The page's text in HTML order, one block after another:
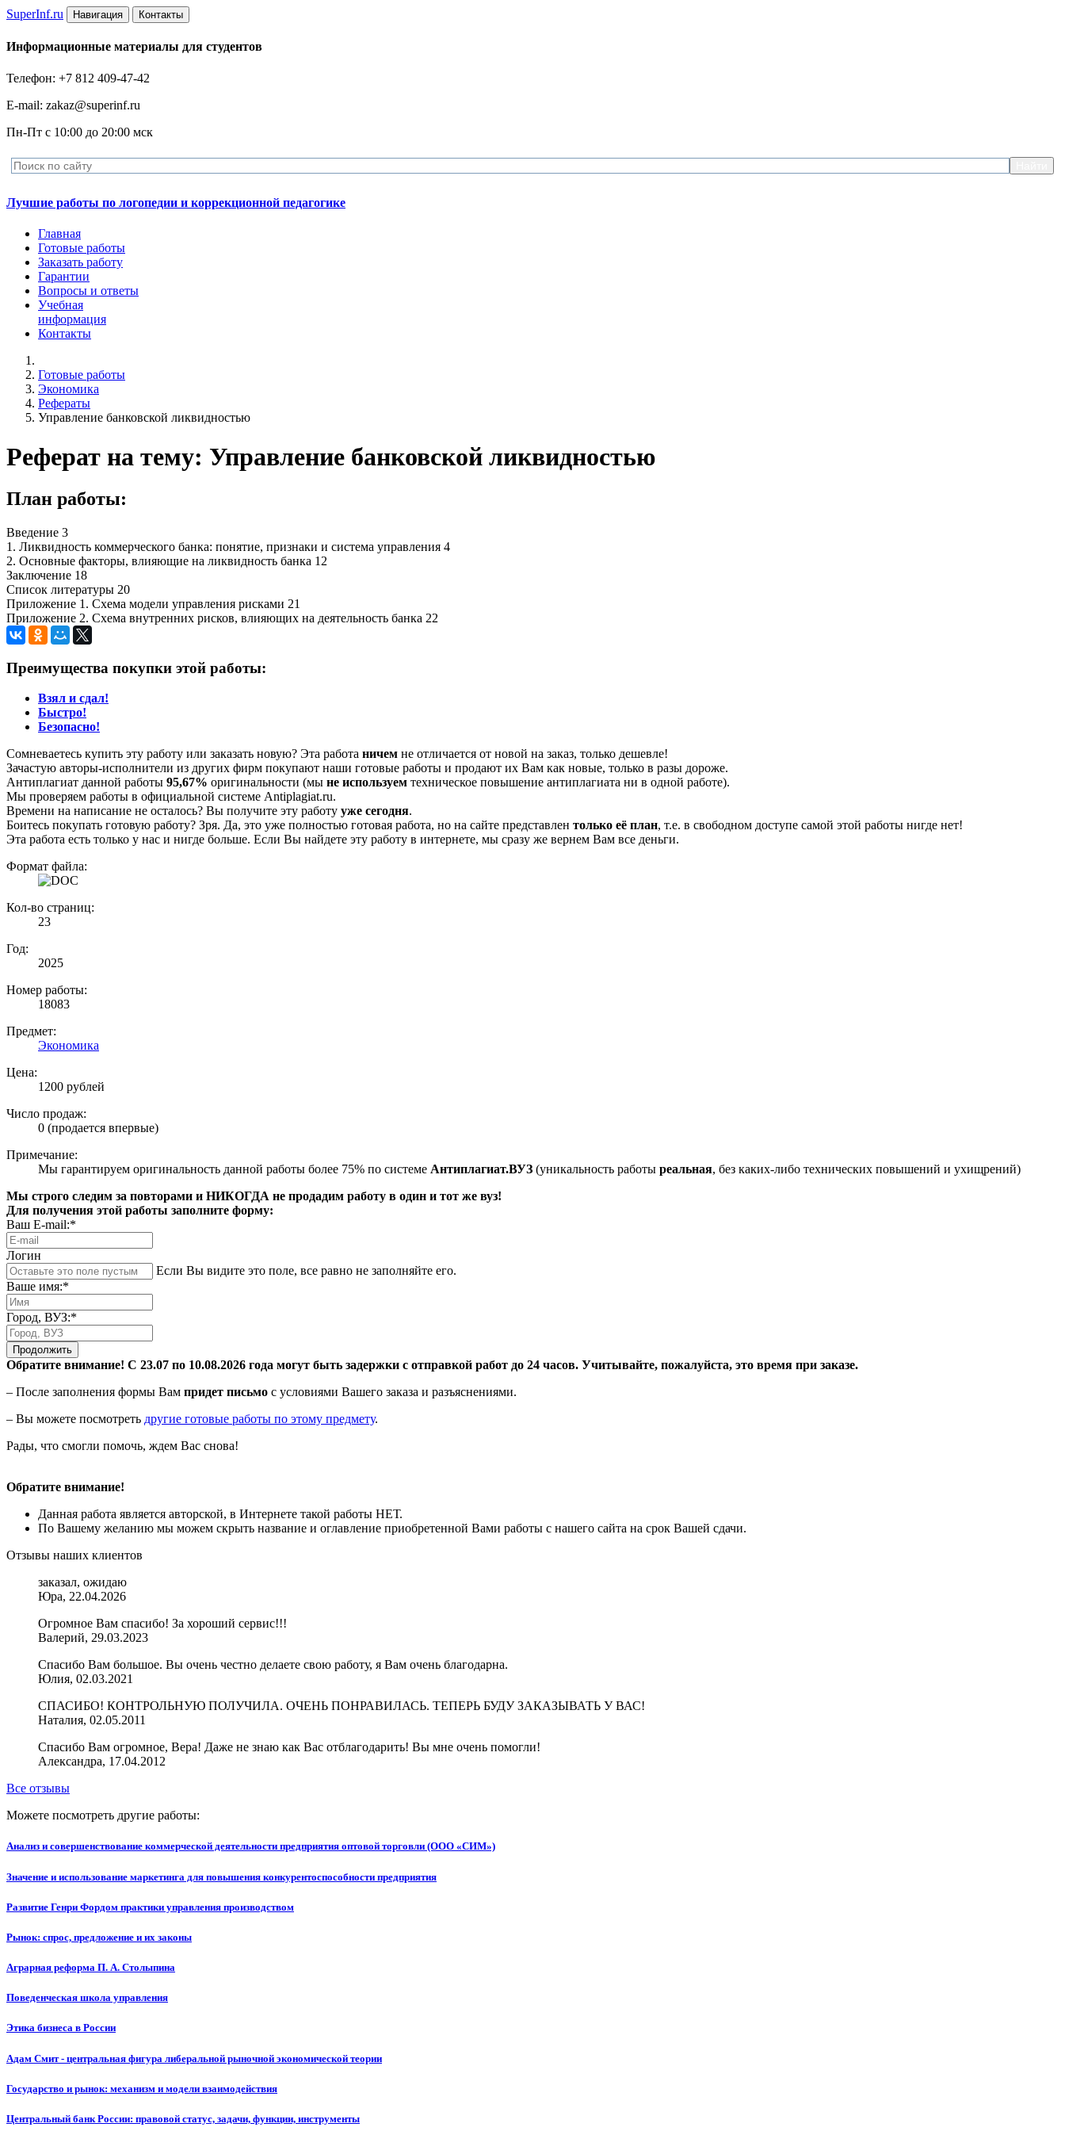
SuperInf.ru Навигация Контакты
Информационные материалы для студентов
Телефон: +7 812 409-47-42
E-mail: zakaz@superinf.ru
Пн-Пт с 10:00 до 20:00 мск
Лучшие работы по логопедии и коррекционной педагогике
Главная
Готовые работы
Заказать работу
Гарантии
Вопросы и ответы
Учебная
информация
Контакты
Готовые работы
Экономика
Рефераты
Управление банковской ликвидностью
Реферат на тему: Управление банковской ликвидностью
План работы:
Введение 3
1. Ликвидность коммерческого банка: понятие, признаки и система управления 4
2. Основные факторы, влияющие на ликвидность банка 12
Заключение 18
Список литературы 20
Приложение 1. Схема модели управления рисками 21
Приложение 2. Схема внутренних рисков, влияющих на деятельность банка 22
Преимущества покупки этой работы:
Взял и сдал!
Быстро!
Безопасно!
Сомневаетесь купить эту работу или заказать новую? Эта работа ничем не отличается от новой на заказ, только дешевле!
Зачастую авторы-исполнители из других фирм покупают наши готовые работы и продают их Вам как новые, только в разы дороже.
Антиплагиат данной работы 95,67% оригинальности (мы не используем техническое повышение антиплагиата ни в одной работе).
Мы проверяем работы в официальной системе Аntiplagiat.ru.
Времени на написание не осталось? Вы получите эту работу уже сегодня.
Боитесь покупать готовую работу? Зря. Да, это уже полностью готовая работа, но на сайте представлен только её план, т.е. в свободном доступе самой этой работы нигде нет!
Эта работа есть только у нас и нигде больше. Если Вы найдете эту работу в интернете, мы сразу же вернем Вам все деньги.
Формат файла:
Кол-во страниц:
23
Год:
2025
Номер работы:
18083
Предмет:
Экономика
Цена:
1200 рублей
Число продаж:
0 (продается впервые)
Примечание:
Мы гарантируем оригинальность данной работы более 75% по системе Антиплагиат.ВУЗ (уникальность работы реальная, без каких-либо технических повышений и ухищрений)
Мы строго следим за повторами и НИКОГДА не продадим работу в один и тот же вуз!
Для получения этой работы заполните форму:
Ваш E-mail:*
Логин
Если Вы видите это поле, все равно не заполняйте его.
Ваше имя:*
Город, ВУЗ:*
Продолжить
Обратите внимание! С 23.07 по 10.08.2026 года могут быть задержки с отправкой работ до 24 часов. Учитывайте, пожалуйста, это время при заказе.
– После заполнения формы Вам придет письмо с условиями Вашего заказа и разъяснениями.
– Вы можете посмотреть другие готовые работы по этому предмету.
Рады, что смогли помочь, ждем Вас снова!
Обратите внимание!
Данная работа является авторской, в Интернете такой работы НЕТ.
По Вашему желанию мы можем скрыть название и оглавление приобретенной Вами работы с нашего сайта на срок Вашей сдачи.
Отзывы наших клиентов
заказал, ожидаю
Юра, 22.04.2026
Огромное Вам спасибо! За хороший сервис!!!
Валерий, 29.03.2023
Спасибо Вам большое. Вы очень честно делаете свою работу, я Вам очень благодарна.
Юлия, 02.03.2021
СПАСИБО! КОНТРОЛЬНУЮ ПОЛУЧИЛА. ОЧЕНЬ ПОНРАВИЛАСЬ. ТЕПЕРЬ БУДУ ЗАКАЗЫВАТЬ У ВАС!
Наталия, 02.05.2011
Спасибо Вам огромное, Вера! Даже не знаю как Вас отблагодарить! Вы мне очень помогли!
Александра, 17.04.2012
Все отзывы
Можете посмотреть другие работы:
Анализ и совершенствование коммерческой деятельности предприятия оптовой торговли (ООО «СИМ»)
Значение и использование маркетинга для повышения конкурентоспособности предприятия
Развитие Генри Фордом практики управления производством
Рынок: спрос, предложение и их законы
Аграрная реформа П. А. Столыпина
Поведенческая школа управления
Этика бизнеса в России
Адам Смит - центральная фигура либеральной рыночной экономической теории
Государство и рынок: механизм и модели взаимодействия
Центральный банк России: правовой статус, задачи, функции, инструменты